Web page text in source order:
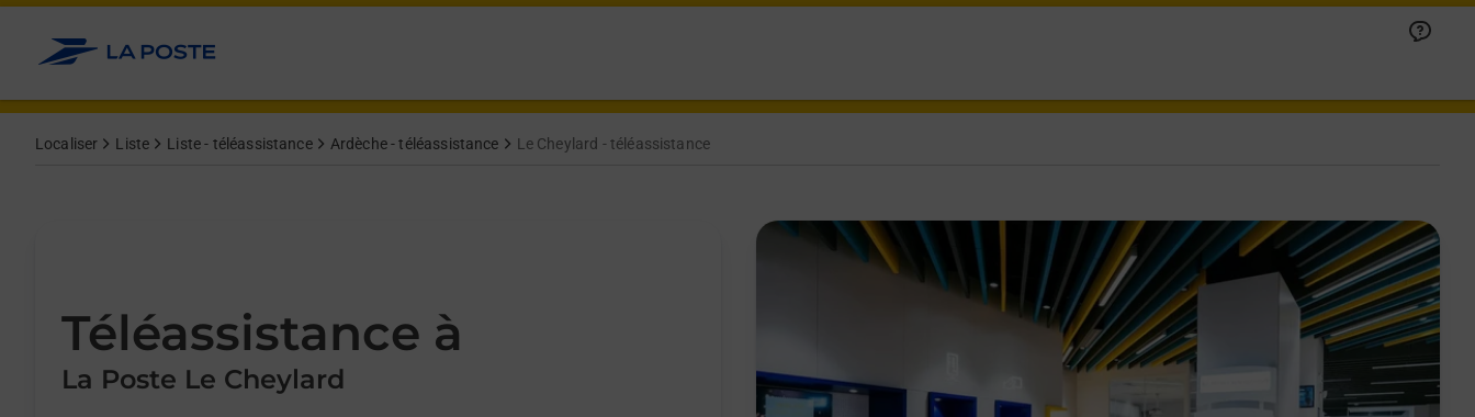
Allez au contenu
Localiser Liste Liste - téléassistance Ardèche - téléassistance Le Cheylard - téléassistance
Téléassistance à
La Poste Le Cheylard
Afficher ou masquer la réponse
Afficher ou masquer la réponse
Afficher ou masquer la réponse